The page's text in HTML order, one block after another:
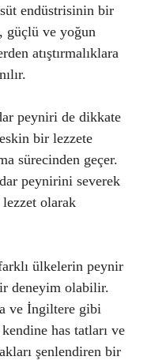
endüstrisinin bir
güçlü ve yoğun
atıştırmalıklara
peyniri de dikkate
bir lezzete
sürecinden geçer.
peynirini severek
olarak
ülkelerin peynir
deneyim olabilir.
ve İngiltere gibi
has tatları ve
şenlendiren bir